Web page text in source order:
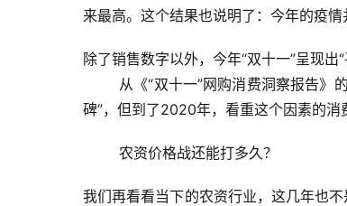
来最高。这个结果也说明了：今年的疫
除了销售数字以外，今年“双十一”呈现出“
从《“双十一”网购消费洞察报告》
碑”，但到了2020年， 看重这个因素的消
农资价格战还能打多久？
我们再看看当下的农资行业，这几年也